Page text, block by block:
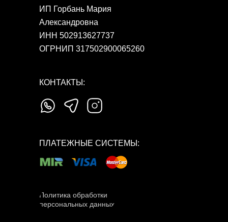
Политика обработки
персональных данных
КОНТАКТЫ:
ИП Горбань Мария
Александровна
ИНН 502913627737
ОГРНИП 317502900065260
ПЛАТЕЖНЫЕ СИСТЕМЫ: